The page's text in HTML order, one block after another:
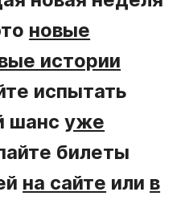
новые
истории
испытать
шансуже
билеты
на сайте или в